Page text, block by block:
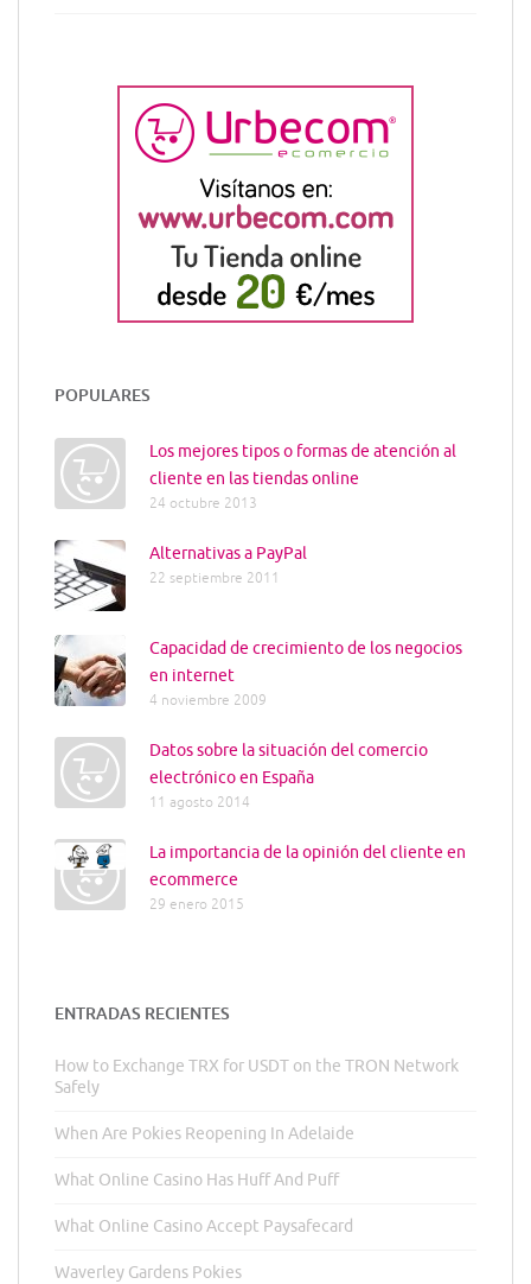
POPULARES
Los mejores tipos o formas de atención al
cliente en las tiendas online
24 octubre 2013
Alternativas a PayPal
22 septiembre 2011
Capacidad de crecimiento de los negocios
en internet
4 noviembre 2009
Datos sobre la situación del comercio
electrónico en España
11 agosto 2014
La importancia de la opinión del cliente en
ecommerce
29 enero 2015
ENTRADAS RECIENTES
How to Exchange TRX for USDT on the TRON Network
Safely
When Are Pokies Reopening In Adelaide
What Online Casino Has Huff And Puff
What Online Casino Accept Paysafecard
Waverley Gardens Pokies